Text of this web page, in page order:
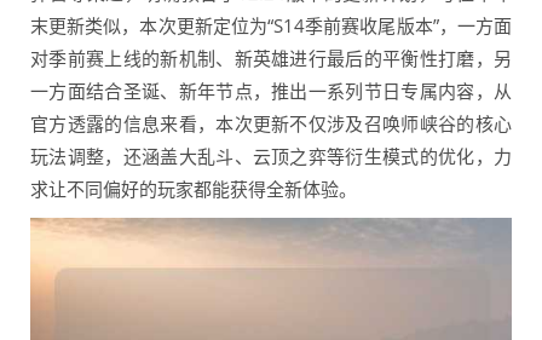
末更新类似，本次更新定位为“S14季前赛收尾版本”，一方面
对季前赛上线的新机制、新英雄进行最后的平衡性打磨，另
一方面结合圣诞、新年节点，推出一系列节日专属内容，从
官方透露的信息来看，本次更新不仅涉及召唤师峡谷的核心
玩法调整，还涵盖大乱斗、云顶之弈等衍生模式的优化，力
求让不同偏好的玩家都能获得全新体验。